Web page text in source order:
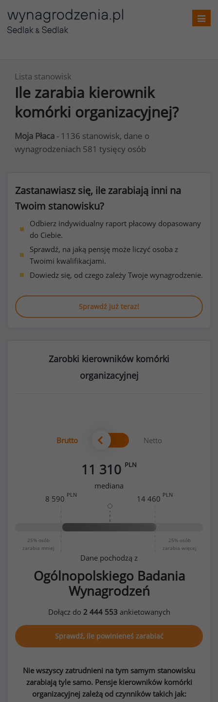
Lista stanowisk
Ile zarabia kierownik
komórki organizacyjnej?
Moja Płaca - 1136 stanowisk, dane o
wynagrodzeniach 581 tysięcy osób
Zastanawiasz się, ile zarabiają inni na
Twoim stanowisku?
Odbierz indywidualny raport płacowy dopasowany
do Ciebie.
Sprawdź, na jaką pensję może liczyć osoba z
Twoimi kwalifikacjami.
Dowiedz się, od czego zależy Twoje wynagrodzenie.
Sprawdź już teraz!
Zarobki kierowników komórki
organizacyjnej
Brutto Netto
11 310 PLN
mediana
25% osób
zarabia mniej
25% osób
zarabia więcej
8 590 PLN 14 460 PLN
Dane pochodzą z
Ogólnopolskiego Badania
Wynagrodzeń
Dołącz do 2 444 553ankietowanych
Sprawdź, ile powinieneś zarabiać
Nie wszyscy zatrudnieni na tym samym stanowisku
zarabiają tyle samo. Pensje kierowników komórki
organizacyjnej zależą od czynników takich jak: